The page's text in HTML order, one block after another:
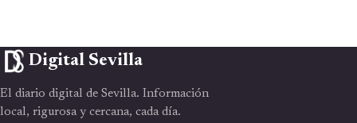
Digital Sevilla
El diario digital de Sevilla. Información
local, rigurosa y cercana, cada día.